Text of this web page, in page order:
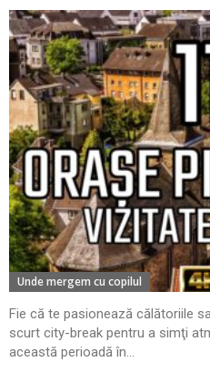
Unde mergem cu copilul
Fie că te pasionează călătoriile
scurt city-break pentru a simţi
această perioadă în...